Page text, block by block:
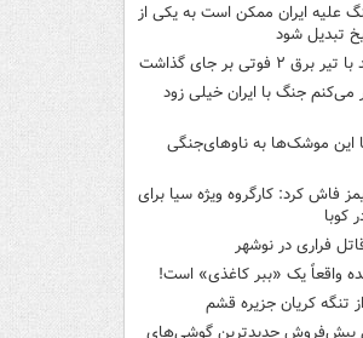
علیه ایران ممکن است به یکی از
تبدیل شود
۲ فوتی بر جای گذاشت
می‌کنم جنگ با ایران خیلی زود
با این موشک‌ها به ناوهای‌جنگی
فاش کرد: کارگروه ویژه سیا برای
کوبا
فراری در نوشهر
واقعاً یک «ببر کاغذی» است!
تنگه کریان جزیره قشم
پیش‌فروش جدیدترین گوشی‌های